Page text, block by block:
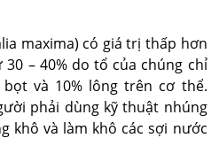
maxima) có giá trị thấp hơn
– 40% do tổ của chúng chỉ
và 10% lông trên cơ thể.
phải dùng kỹ thuật nhúng
khô và làm khô các sợi nước